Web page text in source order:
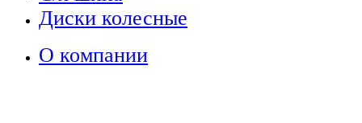
Диски колесные
О компании